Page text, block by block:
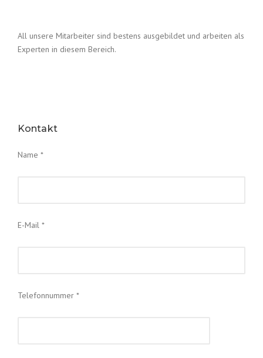
All unsere Mitarbeiter sind bestens ausgebildet und arbeiten als
Experten in diesem Bereich.
Kontakt
Name *
E-Mail *
Telefonnummer *